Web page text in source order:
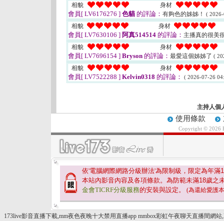
相貌
身材
會員[ LV6176276 ] 色貓 的評論： 有夠色的姊姊！ (
相貌 身材
會員[ LV7630106 ] 阿真514514 的評論： 主播真的很美
相貌
身材
會員[ LV7696154 ] Bryson 的評論： 最愛這個姊姊了 (
相貌 身材
會員[ LV7522288 ] Kelvin0318 的評論： ( 2026-07-26
主持人個
使用條款
Copyright © 2026
依'電腦網際網路分級辦法'為限制級，限定為年滿
本站內影音內容及各項條款。為防範未滿18歲之
金會TICRF分級服務的安裝與設定。 (為還給愛護
173live影音直播下載,mm夜色夜晚十大禁用直播app mmbox彩虹午夜聊天直播間網站